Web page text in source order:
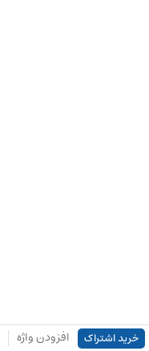
خرید اشتراک افزودن واژه